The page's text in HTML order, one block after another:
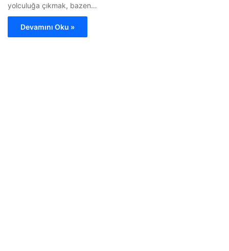
yolculuğa çıkmak, bazen…
Devamını Oku »